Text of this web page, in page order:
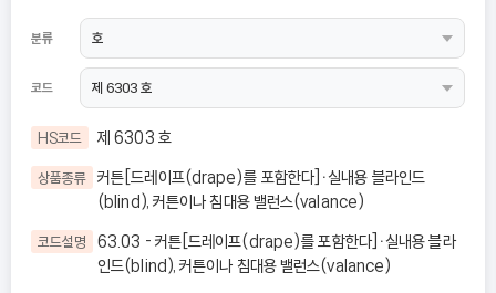
분류
코드
HS코드 제 6303 호
상품종류 커튼[드레이프(drape)를 포함한다]ㆍ실내용 블라인드
(blind), 커튼이나 침대용 밸런스(valance)
코드설명
63.03 - 커튼[드레이프(drape)를 포함한다]ㆍ실내용 블라
인드(blind), 커튼이나 침대용 밸런스(valance)